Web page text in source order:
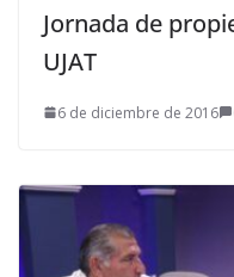
Jornada de
UJAT
6 de diciembre de 2016